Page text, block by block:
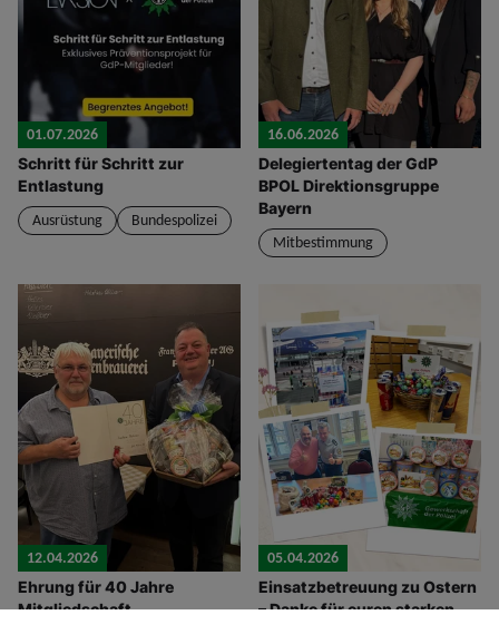
01.07.2026
Schritt für Schritt zur
Entlastung
Ausrüstung
Bundespolizei
16.06.2026
Delegiertentag der GdP
BPOL Direktionsgruppe
Bayern
Mitbestimmung
12.04.2026
Ehrung für 40 Jahre
Mitgliedschaft
05.04.2026
Einsatzbetreuung zu Ostern
– Danke für euren starken